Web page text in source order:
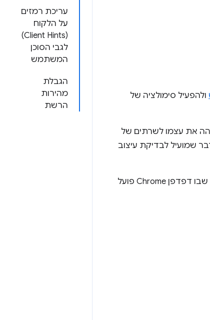
עריכת רמזים
על הלקוח
(Client Hints)
לגבי הסוכן
המשתמש
הגבלת
מהירות
הרשת
ולהפעיל סימולציה של
את עצמו לשרתים של
שמועיל לבדיקת עיצוב
חשוב לזכור שביטול ברירת המחדל של מחרוזת סוכן המשתמש לא משנה את האופן שבו דפדפן Chrome פועל